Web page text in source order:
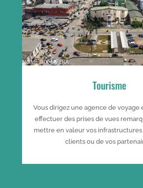
Tourisme
Vous dirigez une agence de voyage
effectuer des prises de vues
mettre en valeur vos infrastructures
clients ou de vos